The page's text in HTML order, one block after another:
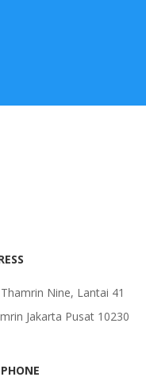
Nine, Lantai 41
Jakarta Pusat 10230